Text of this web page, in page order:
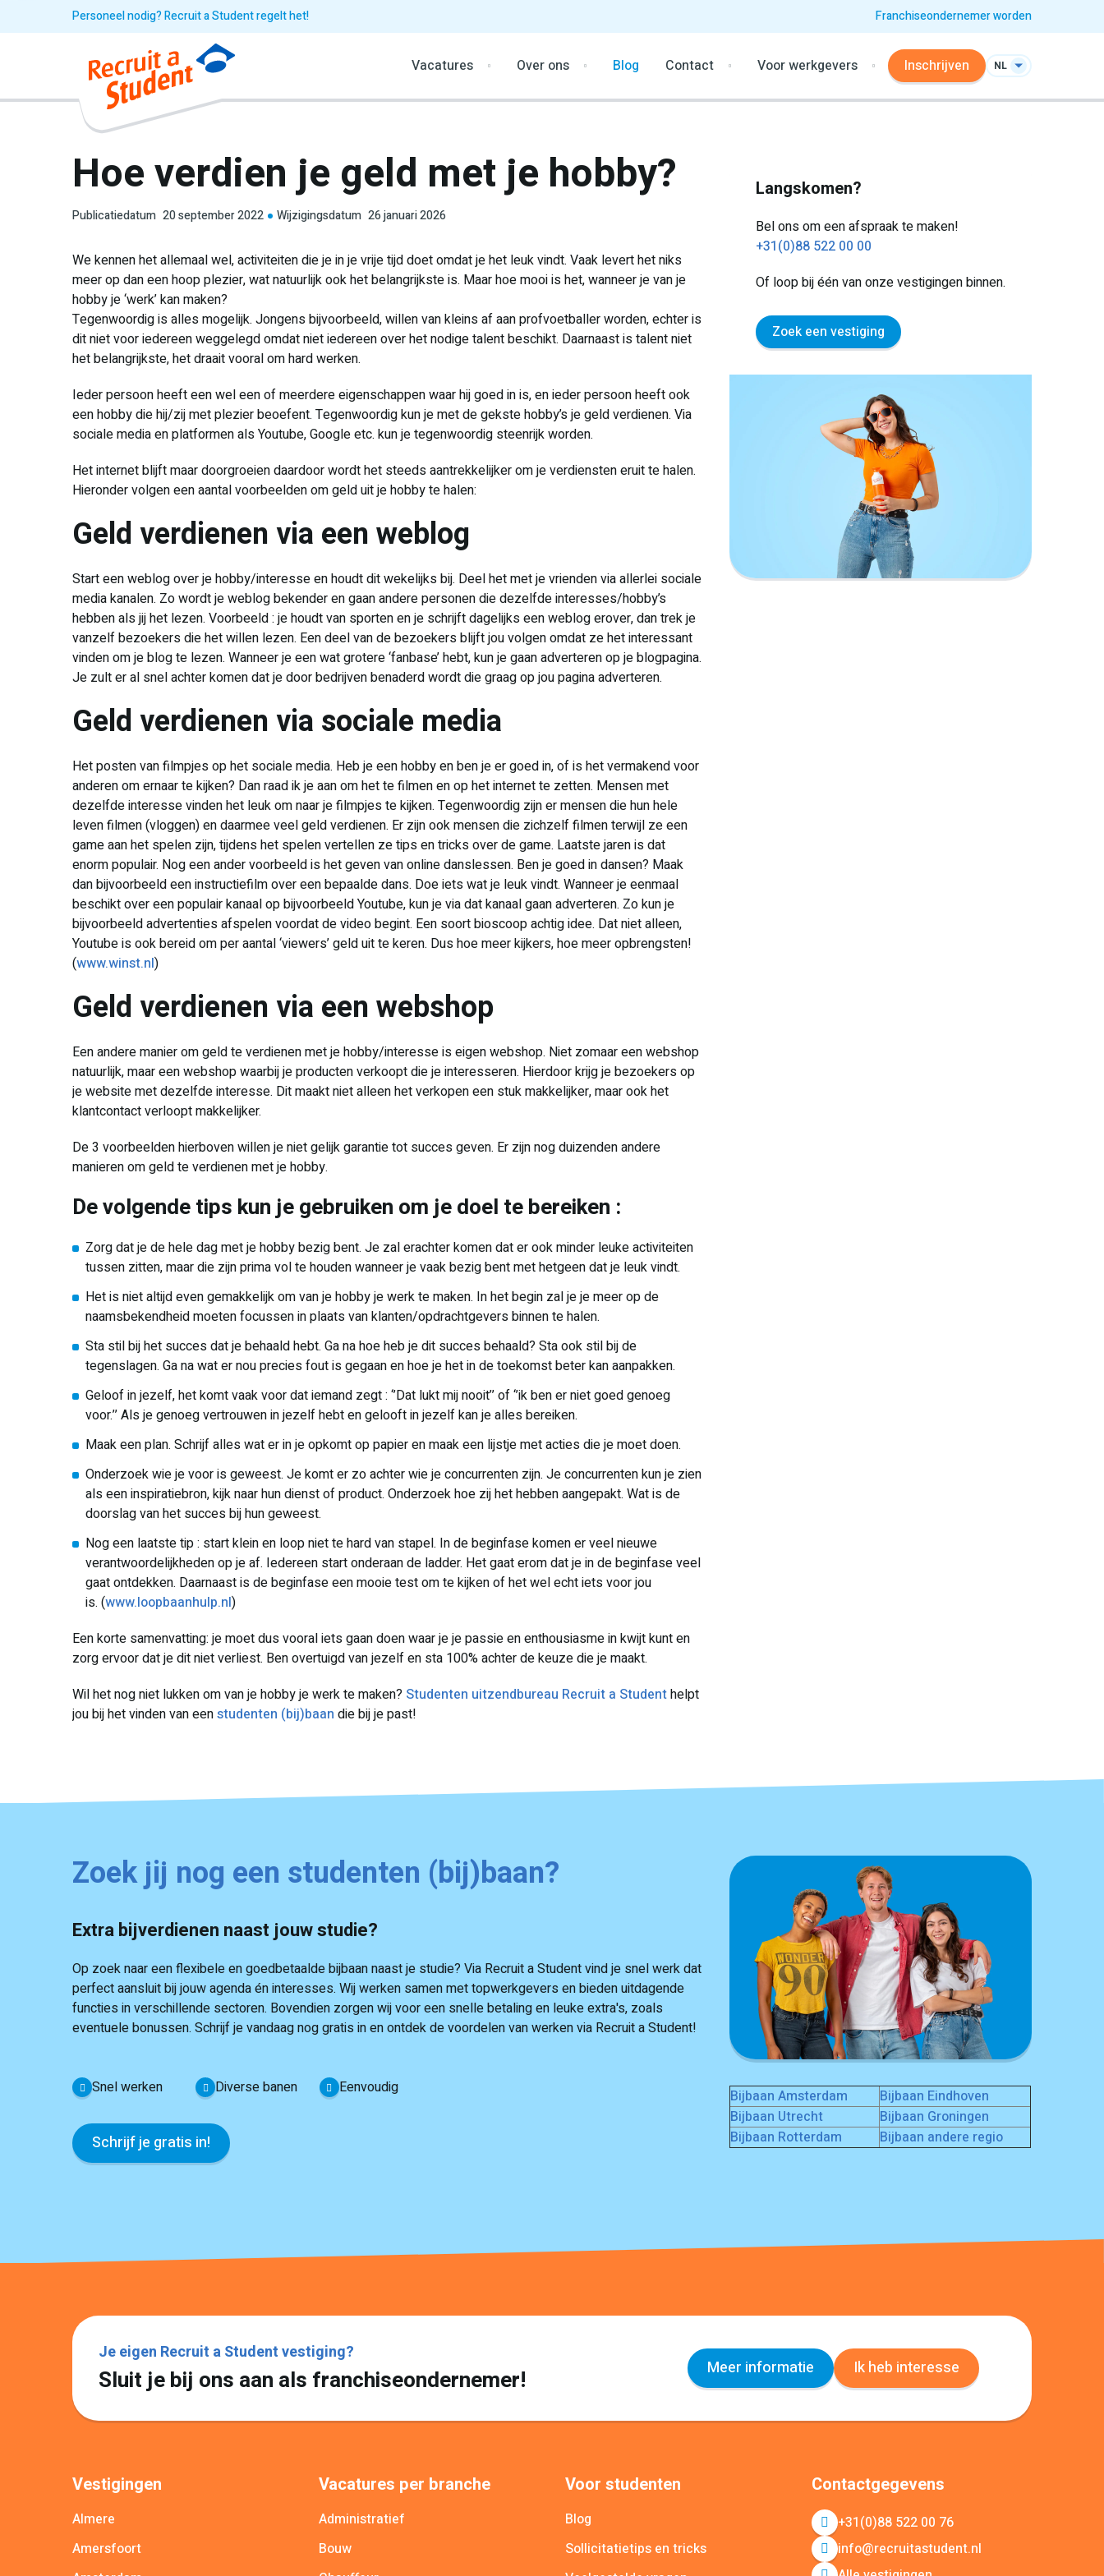
Personeel nodig? Recruit a Student regelt het! Franchiseondernemer worden
Vacatures Over ons Blog Contact Voor werkgevers Inschrijven NL
Hoe verdien je geld met je hobby?
Publicatiedatum 20 september 2022 Wijzigingsdatum 26 januari 2026
We kennen het allemaal wel, activiteiten die je in je vrije tijd doet omdat je het leuk vindt. Vaak levert het niks
meer op dan een hoop plezier, wat natuurlijk ook het belangrijkste is. Maar hoe mooi is het, wanneer je van je
hobby je ‘werk’ kan maken?
Tegenwoordig is alles mogelijk. Jongens bijvoorbeeld, willen van kleins af aan profvoetballer worden, echter is
dit niet voor iedereen weggelegd omdat niet iedereen over het nodige talent beschikt. Daarnaast is talent niet
het belangrijkste, het draait vooral om hard werken.
Ieder persoon heeft een wel een of meerdere eigenschappen waar hij goed in is, en ieder persoon heeft ook
een hobby die hij/zij met plezier beoefent. Tegenwoordig kun je met de gekste hobby’s je geld verdienen. Via
sociale media en platformen als Youtube, Google etc. kun je tegenwoordig steenrijk worden.
Het internet blijft maar doorgroeien daardoor wordt het steeds aantrekkelijker om je verdiensten eruit te halen.
Hieronder volgen een aantal voorbeelden om geld uit je hobby te halen:
Geld verdienen via een weblog
Start een weblog over je hobby/interesse en houdt dit wekelijks bij. Deel het met je vrienden via allerlei sociale
media kanalen. Zo wordt je weblog bekender en gaan andere personen die dezelfde interesses/hobby’s
hebben als jij het lezen. Voorbeeld : je houdt van sporten en je schrijft dagelijks een weblog erover, dan trek je
vanzelf bezoekers die het willen lezen. Een deel van de bezoekers blijft jou volgen omdat ze het interessant
vinden om je blog te lezen. Wanneer je een wat grotere ‘fanbase’ hebt, kun je gaan adverteren op je blogpagina.
Je zult er al snel achter komen dat je door bedrijven benaderd wordt die graag op jou pagina adverteren.
Geld verdienen via sociale media
Het posten van filmpjes op het sociale media. Heb je een hobby en ben je er goed in, of is het vermakend voor
anderen om ernaar te kijken? Dan raad ik je aan om het te filmen en op het internet te zetten. Mensen met
dezelfde interesse vinden het leuk om naar je filmpjes te kijken. Tegenwoordig zijn er mensen die hun hele
leven filmen (vloggen) en daarmee veel geld verdienen. Er zijn ook mensen die zichzelf filmen terwijl ze een
game aan het spelen zijn, tijdens het spelen vertellen ze tips en tricks over de game. Laatste jaren is dat
enorm populair. Nog een ander voorbeeld is het geven van online danslessen. Ben je goed in dansen? Maak
dan bijvoorbeeld een instructiefilm over een bepaalde dans. Doe iets wat je leuk vindt. Wanneer je eenmaal
beschikt over een populair kanaal op bijvoorbeeld Youtube, kun je via dat kanaal gaan adverteren. Zo kun je
bijvoorbeeld advertenties afspelen voordat de video begint. Een soort bioscoop achtig idee. Dat niet alleen,
Youtube is ook bereid om per aantal ‘viewers’ geld uit te keren. Dus hoe meer kijkers, hoe meer opbrengsten!
(www.winst.nl)
Geld verdienen via een webshop
Een andere manier om geld te verdienen met je hobby/interesse is eigen webshop. Niet zomaar een webshop
natuurlijk, maar een webshop waarbij je producten verkoopt die je interesseren. Hierdoor krijg je bezoekers op
je website met dezelfde interesse. Dit maakt niet alleen het verkopen een stuk makkelijker, maar ook het
klantcontact verloopt makkelijker.
De 3 voorbeelden hierboven willen je niet gelijk garantie tot succes geven. Er zijn nog duizenden andere
manieren om geld te verdienen met je hobby.
De volgende tips kun je gebruiken om je doel te bereiken :
Zorg dat je de hele dag met je hobby bezig bent. Je zal erachter komen dat er ook minder leuke activiteiten
tussen zitten, maar die zijn prima vol te houden wanneer je vaak bezig bent met hetgeen dat je leuk vindt.
Het is niet altijd even gemakkelijk om van je hobby je werk te maken. In het begin zal je je meer op de
naamsbekendheid moeten focussen in plaats van klanten/opdrachtgevers binnen te halen.
Sta stil bij het succes dat je behaald hebt. Ga na hoe heb je dit succes behaald? Sta ook stil bij de
tegenslagen. Ga na wat er nou precies fout is gegaan en hoe je het in de toekomst beter kan aanpakken.
Geloof in jezelf, het komt vaak voor dat iemand zegt : ‘’Dat lukt mij nooit’’ of ‘’ik ben er niet goed genoeg
voor.’’ Als je genoeg vertrouwen in jezelf hebt en gelooft in jezelf kan je alles bereiken.
Maak een plan. Schrijf alles wat er in je opkomt op papier en maak een lijstje met acties die je moet doen.
Onderzoek wie je voor is geweest. Je komt er zo achter wie je concurrenten zijn. Je concurrenten kun je zien
als een inspiratiebron, kijk naar hun dienst of product. Onderzoek hoe zij het hebben aangepakt. Wat is de
doorslag van het succes bij hun geweest.
Nog een laatste tip : start klein en loop niet te hard van stapel. In de beginfase komen er veel nieuwe
verantwoordelijkheden op je af. Iedereen start onderaan de ladder. Het gaat erom dat je in de beginfase veel
gaat ontdekken. Daarnaast is de beginfase een mooie test om te kijken of het wel echt iets voor jou
is. (www.loopbaanhulp.nl)
Een korte samenvatting: je moet dus vooral iets gaan doen waar je je passie en enthousiasme in kwijt kunt en
zorg ervoor dat je dit niet verliest. Ben overtuigd van jezelf en sta 100% achter de keuze die je maakt.
Wil het nog niet lukken om van je hobby je werk te maken? Studenten uitzendbureau Recruit a Studenthelpt
jou bij het vinden van eenstudenten (bij)baan die bij je past!
Langskomen?
Bel ons om een afspraak te maken!
+31(0)88 522 00 00
Of loop bij één van onze vestigingen binnen.
Zoek een vestiging
Zoek jij nog een studenten (bij)baan?
Extra bijverdienen naast jouw studie?
Op zoek naar een flexibele en goedbetaalde bijbaan naast je studie? Via Recruit a Student vind je snel werk dat
perfect aansluit bij jouw agenda én interesses. Wij werken samen met topwerkgevers en bieden uitdagende
functies in verschillende sectoren. Bovendien zorgen wij voor een snelle betaling en leuke extra's, zoals
eventuele bonussen. Schrijf je vandaag nog gratis in en ontdek de voordelen van werken via Recruit a Student!
Snel werken Diverse banen Eenvoudig
Schrijf je gratis in!
Bijbaan Amsterdam
Bijbaan Eindhoven
Bijbaan Utrecht
Bijbaan Groningen
Bijbaan Rotterdam
Bijbaan andere regio
Je eigen Recruit a Student vestiging?
Sluit je bij ons aan als franchiseondernemer! Meer informatie Ik heb interesse
Vestigingen
Almere
Amersfoort
Vacatures per branche
Administratief
Bouw
Voor studenten
Blog
Sollicitatietips en tricks
Contactgegevens
+31(0)88 522 00 76
info@recruitastudent.nl